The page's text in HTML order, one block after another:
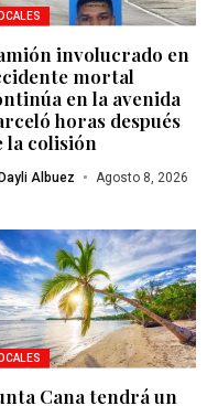
involucrado en
mortal
en la avenida
horas después
la colisión
Albuez Agosto 8, 2026
Cana tendrá un